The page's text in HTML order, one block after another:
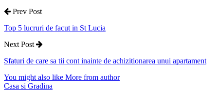
Prev Post
Top 5 lucruri de facut in St Lucia
Next Post
Sfaturi de care sa tii cont inainte de achizitionarea unui apartament
You might also like More from author
Casa si Gradina